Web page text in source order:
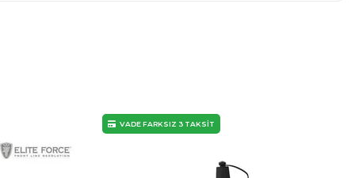
VADE FARKSIZ 3 TAKSİT